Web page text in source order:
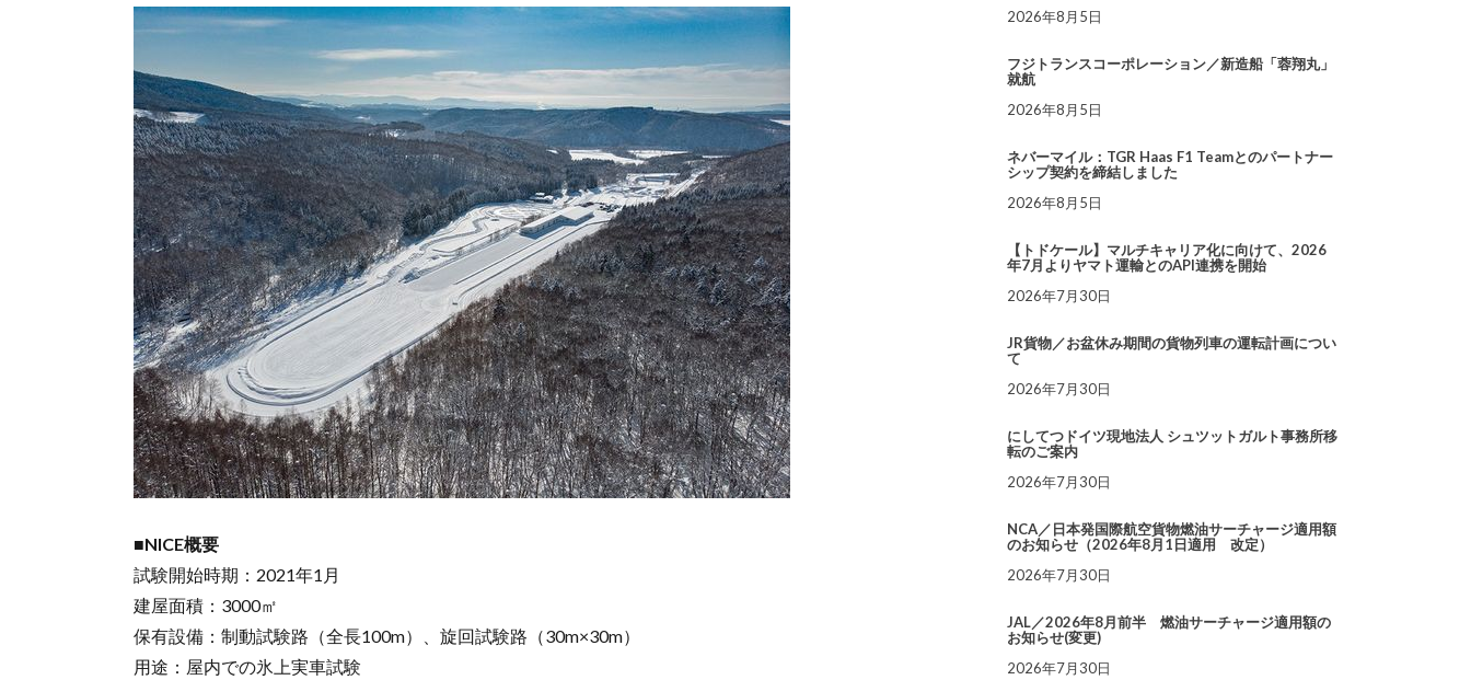
■NICE概要
試験開始時期：2021年1月
建屋面積：3000㎡
保有設備：制動試験路（全長100m）、旋回試験路（30m×30m）
用途：屋内での氷上実車試験
2026年8月5日
フジトランスコーポレーション／新造船「蓉翔丸」
就航
2026年8月5日
ネバーマイル：TGR Haas F1 Teamとのパートナー
シップ契約を締結しました
2026年8月5日
【トドケール】マルチキャリア化に向けて、2026
年7月よりヤマト運輸とのAPI連携を開始
2026年7月30日
JR貨物／お盆休み期間の貨物列車の運転計画につい
て
2026年7月30日
にしてつドイツ現地法人 シュツットガルト事務所移
転のご案内
2026年7月30日
NCA／日本発国際航空貨物燃油サーチャージ適用額
のお知らせ（2026年8月1日適用 改定）
2026年7月30日
JAL／2026年8月前半 燃油サーチャージ適用額の
お知らせ(変更)
2026年7月30日